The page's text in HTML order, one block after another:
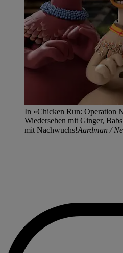
In «Chicken Run: Operation
Wiedersehen mit Ginger,
mit Nachwuchs!Aardman /